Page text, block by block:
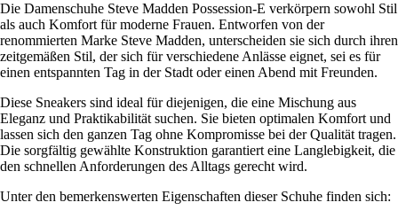
Die Damenschuhe Steve Madden Possession-E verkörpern sowohl Stil
als auch Komfort für moderne Frauen. Entworfen von der
renommierten Marke Steve Madden, unterscheiden sie sich durch ihren
zeitgemäßen Stil, der sich für verschiedene Anlässe eignet, sei es für
einen entspannten Tag in der Stadt oder einen Abend mit Freunden.
Diese Sneakers sind ideal für diejenigen, die eine Mischung aus
Eleganz und Praktikabilität suchen. Sie bieten optimalen Komfort und
lassen sich den ganzen Tag ohne Kompromisse bei der Qualität tragen.
Die sorgfältig gewählte Konstruktion garantiert eine Langlebigkeit, die
den schnellen Anforderungen des Alltags gerecht wird.
Unter den bemerkenswerten Eigenschaften dieser Schuhe finden sich: